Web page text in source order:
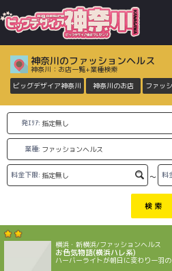
神奈川のファッションヘルス
神奈川：お店一覧+業種検索
ビッグデザイア神奈川
神奈川のお店 ファッ
発ｴﾘｱ:
業種:
料金下限: ～ 料
検 索
横浜・新横浜/ファッションヘルス
お色気物語(横浜ハレ系)
ハーバーライトが朝日に変わり一羽